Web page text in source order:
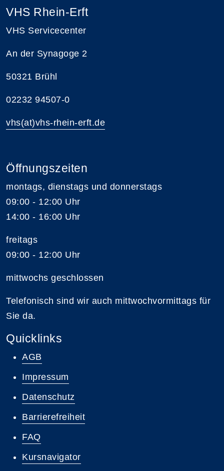
VHS Rhein-Erft
VHS Servicecenter
An der Synagoge 2
50321 Brühl
02232 94507-0
vhs(at)vhs-rhein-erft.de
Öffnungszeiten
montags, dienstags und donnerstags
09:00 - 12:00 Uhr
14:00 - 16:00 Uhr
freitags
09:00 - 12:00 Uhr
mittwochs geschlossen
Telefonisch sind wir auch mittwochvormittags für
Sie da.
Quicklinks
AGB
Impressum
Datenschutz
Barrierefreiheit
FAQ
Kursnavigator